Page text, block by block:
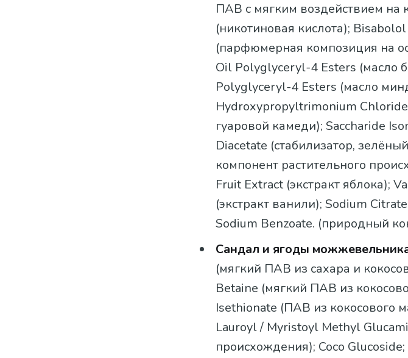
ПАВ с мягким воздействием на
(никотиновая кислота);
(парфюмерная композиция на
Oil Polyglyceryl-4 Esters (масло
Polyglyceryl-4 Esters (масло
Hydroxypropyltrimonium
гуаровой камеди); Saccharide
Diacetate (стабилизатор,
компонент растительного
Fruit Extract (экстракт яблока);
(экстракт ванили); Sodium
Sodium Benzoatе. (природный
Сандал и ягоды
(мягкий ПАВ из сахара и
Betaine (мягкий ПАВ из
Isethionate (ПАВ из кокосового
Lauroyl / Myristoyl Methyl
происхождения); Coco